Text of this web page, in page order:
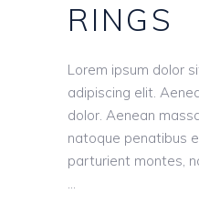
RINGS
Lorem ipsum dolor
adipiscing elit.
dolor. Aenean
natoque penatibus
parturient montes,